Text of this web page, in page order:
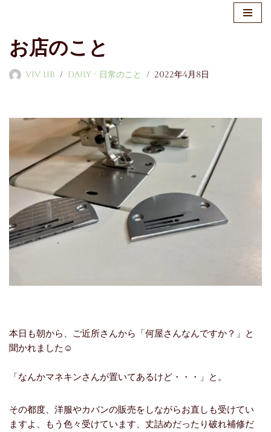
ン
ン
ス
プ
お店のこと
ViV LiB Daily - 日常のこと 2022年4月8日
本日も朝から、ご近所さんから「何屋さんなんですか？」と
聞かれました☺
「なんかマネキンさんが置いてあるけど・・・」と。
その都度、洋服やカバンの販売をしながらお直しも受けてい
ますよ、もう色々受けています、丈詰めだったり破れ補修だ